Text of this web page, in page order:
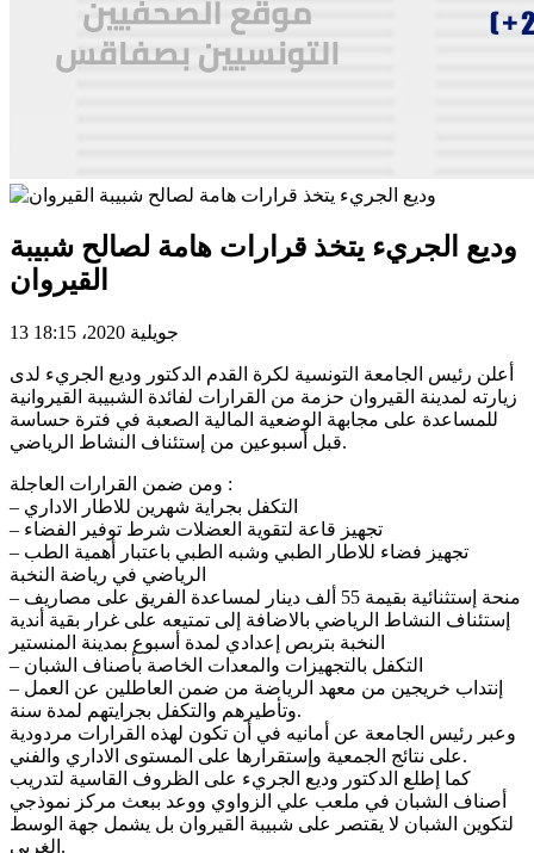
وديع الجريء يتخذ قرارات هامة لصالح شبيبة
القيروان
13 جويلية 2020، 18:15
أعلن رئيس الجامعة التونسية لكرة القدم الدكتور وديع الجريء لدى
زيارته لمدينة القيروان حزمة من القرارات لفائدة الشبيبة القيروانية
للمساعدة على مجابهة الوضعية المالية الصعبة في فترة حساسة
قبل أسبوعين من إستئناف النشاط الرياضي.
ومن ضمن القرارات العاجلة :
– التكفل بجراية شهرين للاطار الاداري
– تجهيز قاعة لتقوية العضلات شرط توفير الفضاء
– تجهيز فضاء للاطار الطبي وشبه الطبي باعتبار أهمية الطب
الرياضي في رياضة النخبة
– منحة إستثنائية بقيمة 55 ألف دينار لمساعدة الفريق على مصاريف
إستئناف النشاط الرياضي بالاضافة إلى تمتيعه على غرار بقية أندية
النخبة بتربص إعدادي لمدة أسبوع بمدينة المنستير
– التكفل بالتجهيزات والمعدات الخاصة بأصناف الشبان
– إنتداب خريجين من معهد الرياضة من ضمن العاطلين عن العمل
وتأطيرهم والتكفل بجرايتهم لمدة سنة.
وعبر رئيس الجامعة عن أمانيه في أن تكون لهذه القرارات مردودية
على نتائج الجمعية وإستقرارها على المستوى الاداري والفني.
كما إطلع الدكتور وديع الجريء على الظروف القاسية لتدريب
أصناف الشبان في ملعب علي الزواوي ووعد ببعث مركز نموذجي
لتكوين الشبان لا يقتصر على شبيبة القيروان بل يشمل جهة الوسط
الغربي.